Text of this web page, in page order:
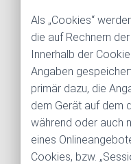
Als „Cookies“
die auf Rechnern
Innerhalb der
Angaben
primär dazu, die
dem Gerät auf dem
während oder auch
eines
Cookies, bzw.